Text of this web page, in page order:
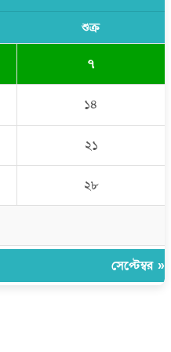
শুক্র
৭
১৪
২১
২৮
সেপ্টেম্বর »